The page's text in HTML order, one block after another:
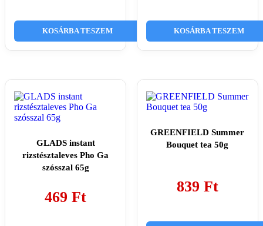
KOSÁRBA TESZEM KOSÁRBA TESZEM
GLADS instant
rizstésztaleves Pho Ga
szósszal 65g
469Ft
GREENFIELD Summer
Bouquet tea 50g
839 Ft